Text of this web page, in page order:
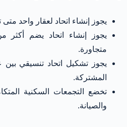
يجوز إنشاء اتحاد لعقار واحد
يجوز إنشاء اتحاد يضم
متجاورة.
يجوز تشكيل اتحاد تنسيقي بين
المشتركة.
تخضع التجمعات السكنية
والصيانة.